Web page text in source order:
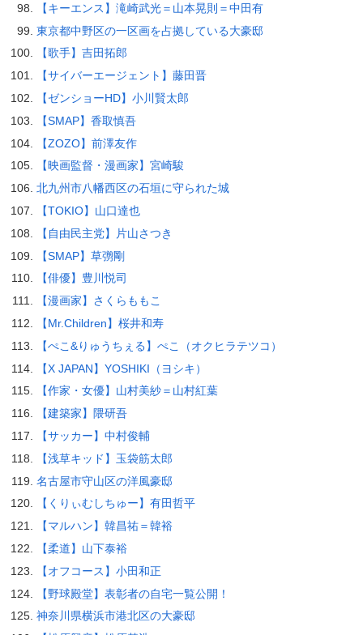
【キーエンス】滝崎武光＝山本晃則＝中田有
東京都中野区の一区画を占拠している大豪邸
【歌手】吉田拓郎
【サイバーエージェント】藤田晋
【ゼンショーHD】小川賢太郎
【SMAP】香取慎吾
【ZOZO】前澤友作
【映画監督・漫画家】宮崎駿
北九州市八幡西区の石垣に守られた城
【TOKIO】山口達也
【自由民主党】片山さつき
【SMAP】草彅剛
【俳優】豊川悦司
【漫画家】さくらももこ
【Mr.Children】桜井和寿
【ぺこ&りゅうちぇる】ぺこ（オクヒラテツコ）
【X JAPAN】YOSHIKI（ヨシキ）
【作家・女優】山村美紗＝山村紅葉
【建築家】隈研吾
【サッカー】中村俊輔
【浅草キッド】玉袋筋太郎
名古屋市守山区の洋風豪邸
【くりぃむしちゅー】有田哲平
【マルハン】韓昌祐＝韓裕
【柔道】山下泰裕
【オフコース】小田和正
【野球殿堂】表彰者の自宅一覧公開！
神奈川県横浜市港北区の大豪邸